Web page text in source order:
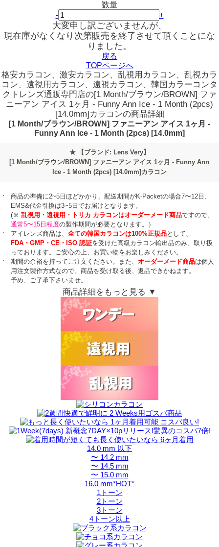
数量
-
+
大変申し訳ございませんが、
現在庫がなくなり次第販売を終了させて頂くことにな
りました。
戻る
TOPページへ
格安カラコン、激安カラコン、乱視用カラコン、乱視カラ
コン、遠視用カラコン、遠視カラコン、韓国カラーコンタ
クトレンズ通販専門店の[1 Month/ブラウン/BROWN] ファ
ニーアン アイス 1ヶ月 - Funny Ann Ice - 1 Month (2pcs)
[14.0mm]カラコンの商品詳細
[1 Month/ブラウン/BROWN] ファニーアン アイス 1ヶ月 -
Funny Ann Ice - 1 Month (2pcs) [14.0mm]
★
【ブランド: Lens Very】
[1 Month/ブラウン/BROWN] ファニーアン アイス 1ヶ月 - Funny Ann
Ice - 1 Month (2pcs) [14.0mm]カラコン
商品の準備に2~5日ほどかかり、配送期間がK-Packetの場合7〜12日、
EMS&代金引換は3~5日でお届けとなります。
(※乱視用・遠視用・トリカ カラコンはオーダーメード商品ですので、
通常5〜15日程度の製作期間が必要となります。）
アイレンズ商品は、全ての韓国カラコンは100%正規品として、
FDA・GMP・CE・ISO 認証を受けた高級カラコン輸出品のみ、取り扱
っております。ご安心の上、お買い物をお楽しみください。
期間の余裕を持ってご注文ください。また、オーダーメード商品は個人
用注文製作方式なので、商品を受け取る後、返品できかねます。
予め、ご了承下さいませ。
商品詳細をもっと見る ▼
14.0 mm 以下
〜 14.2 mm
〜 14.5 mm
〜 15.0 mm
16.0 mm*HOT*
1トーン
2トーン
3トーン
4トーン以上